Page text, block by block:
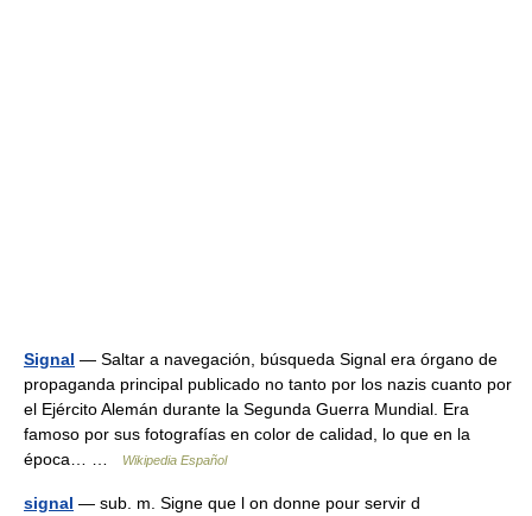
Signal — Saltar a navegación, búsqueda Signal era órgano de
propaganda principal publicado no tanto por los nazis cuanto por
el Ejército Alemán durante la Segunda Guerra Mundial. Era
famoso por sus fotografías en color de calidad, lo que en la
época… …
Wikipedia Español
signal — sub. m. Signe que l on donne pour servir d